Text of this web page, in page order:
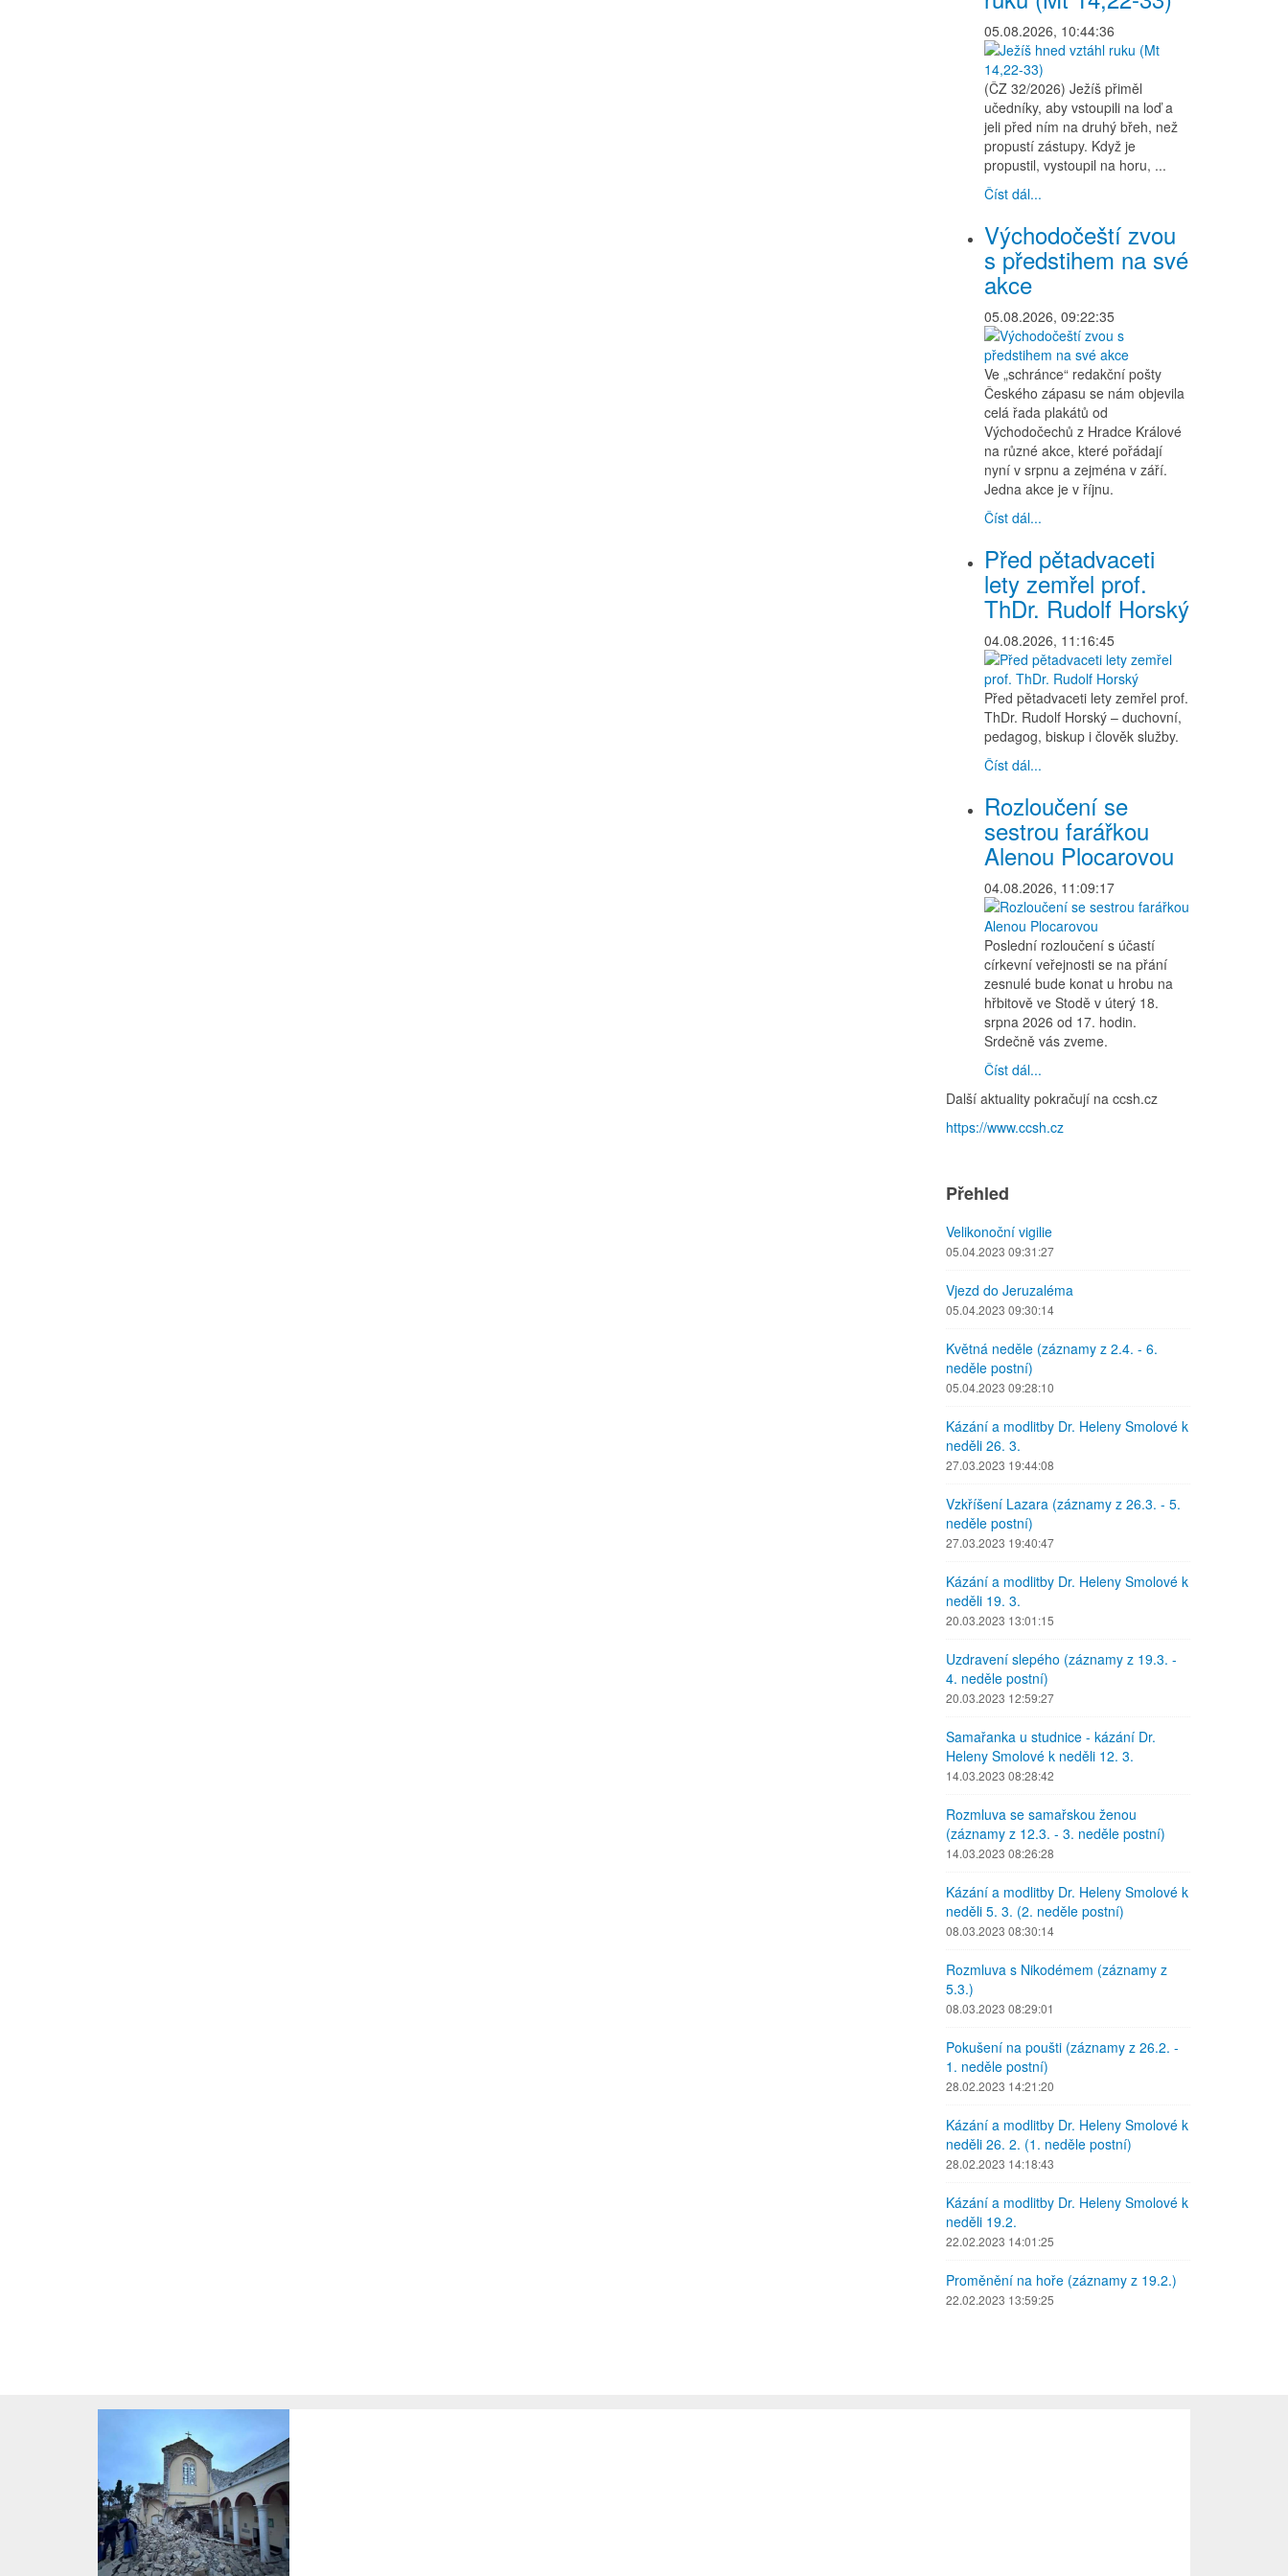
05.08.2026, 10:44:36
(ČZ 32/2026) Ježíš přiměl
učedníky, aby vstoupili na loď a
jeli před ním na druhý břeh, než
propustí zástupy. Když je
propustil, vystoupil na horu, ...
Číst dál...
Východočeští zvou
s předstihem na své
akce
05.08.2026, 09:22:35
Ve „schránce“ redakční pošty
Českého zápasu se nám objevila
celá řada plakátů od
Východočechů z Hradce Králové
na různé akce, které pořádají
nyní v srpnu a zejména v září.
Jedna akce je v říjnu.
Číst dál...
Před pětadvaceti
lety zemřel prof.
ThDr. Rudolf Horský
04.08.2026, 11:16:45
Před pětadvaceti lety zemřel prof.
ThDr. Rudolf Horský – duchovní,
pedagog, biskup i člověk služby.
Číst dál...
Rozloučení se
sestrou farářkou
Alenou Plocarovou
04.08.2026, 11:09:17
Poslední rozloučení s účastí
církevní veřejnosti se na přání
zesnulé bude konat u hrobu na
hřbitově ve Stodě v úterý 18.
srpna 2026 od 17. hodin.
Srdečně vás zveme.
Číst dál...
Další aktuality pokračují na ccsh.cz
https://www.ccsh.cz
Přehled
Velikonoční vigilie
05.04.2023 09:31:27
Vjezd do Jeruzaléma
05.04.2023 09:30:14
Květná neděle (záznamy z 2.4. - 6.
neděle postní)
05.04.2023 09:28:10
Kázání a modlitby Dr. Heleny Smolové k
neděli 26. 3.
27.03.2023 19:44:08
Vzkříšení Lazara (záznamy z 26.3. - 5.
neděle postní)
27.03.2023 19:40:47
Kázání a modlitby Dr. Heleny Smolové k
neděli 19. 3.
20.03.2023 13:01:15
Uzdravení slepého (záznamy z 19.3. -
4. neděle postní)
20.03.2023 12:59:27
Samařanka u studnice - kázání Dr.
Heleny Smolové k neděli 12. 3.
14.03.2023 08:28:42
Rozmluva se samařskou ženou
(záznamy z 12.3. - 3. neděle postní)
14.03.2023 08:26:28
Kázání a modlitby Dr. Heleny Smolové k
neděli 5. 3. (2. neděle postní)
08.03.2023 08:30:14
Rozmluva s Nikodémem (záznamy z
5.3.)
08.03.2023 08:29:01
Pokušení na poušti (záznamy z 26.2. -
1. neděle postní)
28.02.2023 14:21:20
Kázání a modlitby Dr. Heleny Smolové k
neděli 26. 2. (1. neděle postní)
28.02.2023 14:18:43
Kázání a modlitby Dr. Heleny Smolové k
neděli 19.2.
22.02.2023 14:01:25
Proměnění na hoře (záznamy z 19.2.)
22.02.2023 13:59:25